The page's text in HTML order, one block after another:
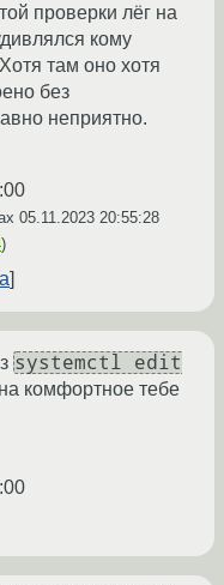
проверки лёг на
кому
там оно хотя
без
неприятно.
05.11.2023 20:55:28
)
systemctl edit
на комфортное тебе